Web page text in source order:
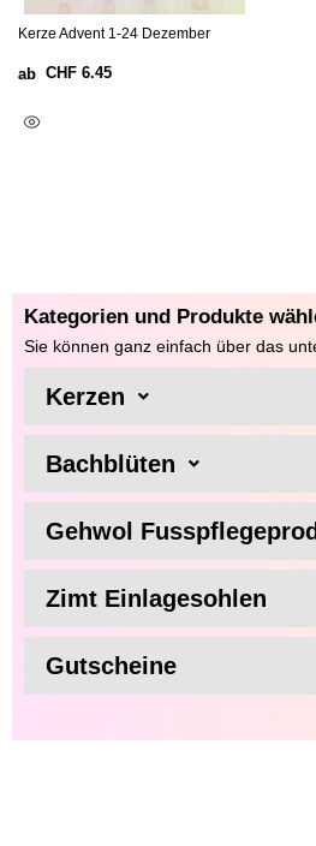
Kerze Advent 1-24 Dezember
ab CHF 6.45
Kategorien und Produkte
Sie können ganz einfach über das
Kerzen
Bachblüten
Gehwol
Zimt Einlagesohlen
Gutscheine